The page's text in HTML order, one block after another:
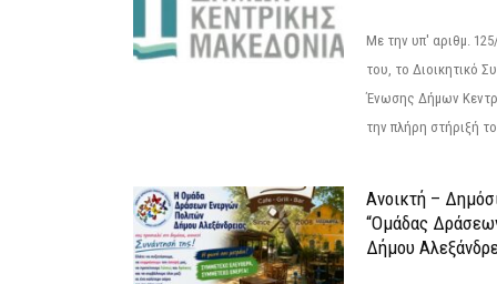
Με την υπ' αριθμ.
του, το Διοικητικό
Ένωσης Δήμων
την πλήρη στήριξή
Ανοικτή –
“Ομάδας
Δήμου